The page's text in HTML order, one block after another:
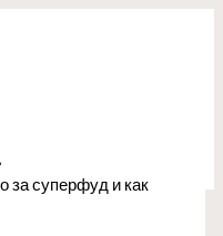
за суперфуд и как